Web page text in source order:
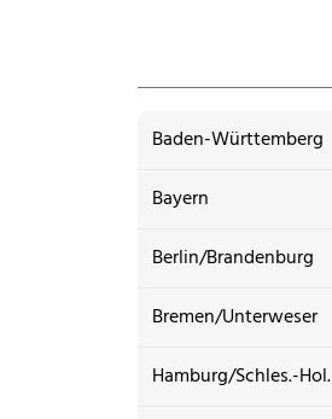
Baden-Württemberg
Bayern
Berlin/Brandenburg
Bremen/Unterweser
Hamburg/Schles.-Hol.